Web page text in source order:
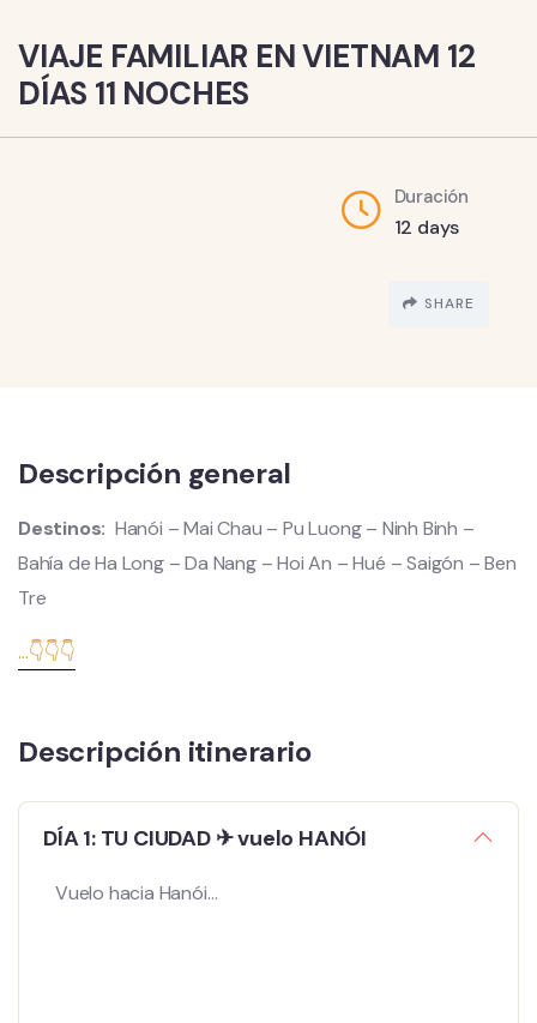
VIAJE FAMILIAR EN VIETNAM 12
DÍAS 11 NOCHES
Duración
12 days
SHARE
Descripción general
Destinos: Hanói – Mai Chau – Pu Luong – Ninh Binh –
Bahía de Ha Long – Da Nang – Hoi An – Hué – Saigón – Ben
Tre
...👇👇👇
Descripción itinerario
DÍA 1: TU CIUDAD ✈ vuelo HANÓI
Vuelo hacia Hanói…